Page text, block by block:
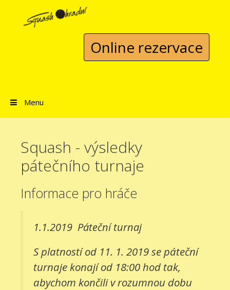
Přeskočit na obsah
Online rezervace
Menu
Squash - výsledky
pátečního turnaje
Informace pro hráče
1.1.2019 Páteční turnaj
S platností od 11. 1. 2019 se páteční
turnaje konají od 18:00 hod tak,
abychom končili v rozumnou dobu